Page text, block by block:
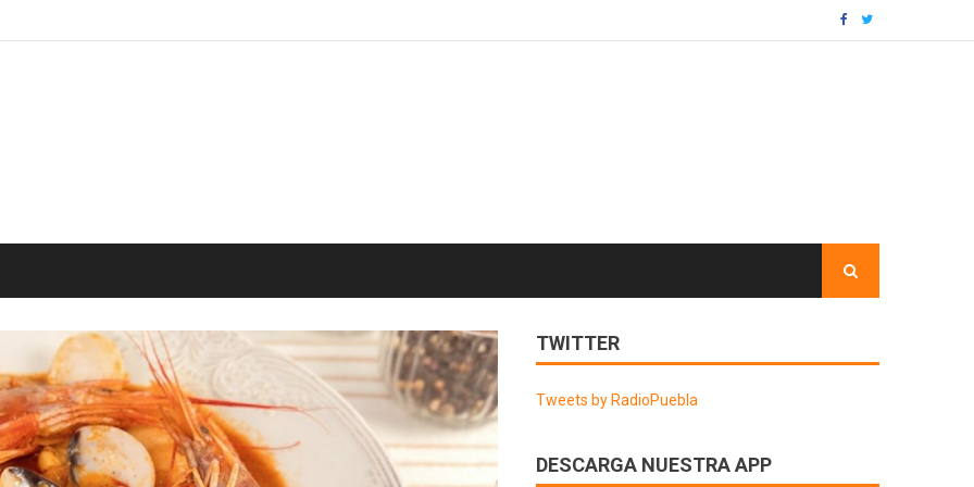
TWITTER
Tweets by RadioPuebla
DESCARGA NUESTRA APP